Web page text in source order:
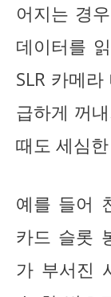
어지는 경
데이터를
SLR 카메
급하게 꺼
때도 세심
예를 들어
카드 슬롯
가 부서진